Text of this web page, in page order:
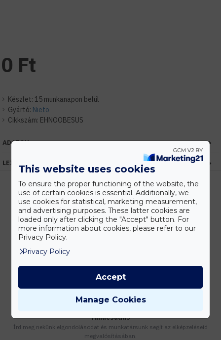
Készlet: 15 munkanapon belül
Gyártó: Nieto
Cikkszám: EHNOOBESUS
0 Ft
ADATOK
LEÍRÁS
Kedvezmények
Vásárolj nagyobb mennyiségben és megadjuk a legjobb gyártói árakat.
Készleten lévő termékeinket akár 24 órán belül megkaphatod!
Tanácsadás
Írd meg nekünk elgondolásodat és munkatársunk segít az elképzeléseid
megvalósításában.
This website uses cookies
To ensure the proper functioning of the website, the
use of certain cookies is essential. Additionally, we
use cookies for statistical, marketing measurement,
and advertising purposes. These latter cookies are
loaded only after clicking the "Accept" button. For
more information about cookies, please refer to our
Privacy Policy.
Privacy Policy
Manage Cookies
Accept